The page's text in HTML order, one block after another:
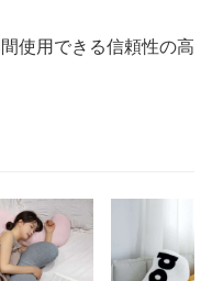
使用できる信頼性の高